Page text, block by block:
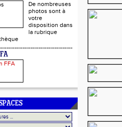
De nombreuses
photos sont à
votre
disposition dans
la rubrique